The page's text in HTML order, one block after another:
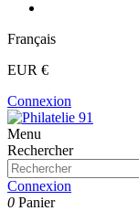
Français
EUR €
Connexion
Menu
Rechercher
Connexion
0 Panier